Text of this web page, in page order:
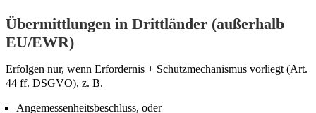
Übermittlungen in Drittländer (außerhalb
EU/EWR)
Erfolgen nur, wenn Erfordernis + Schutzmechanismus vorliegt (Art.
44 ff. DSGVO), z. B.
Angemessenheitsbeschluss, oder